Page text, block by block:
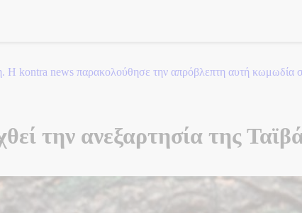
αργαλειούς
την ανεξαρτησία της Ταϊβάν